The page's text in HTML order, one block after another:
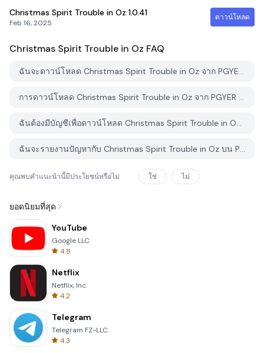
Christmas Spirit Trouble in Oz 1.0.41
Feb 16, 2025
ดาวน์โหลด
Christmas Spirit Trouble in Oz FAQ
ฉันจะดาวน์โหลด Christmas Spirit Trouble in Oz จาก PGYER APK HUB อย่างไร?
การดาวน์โหลด Christmas Spirit Trouble in Oz จาก PGYER APK HUB ฟรีหรือไม่?
ฉันต้องมีบัญชีเพื่อดาวน์โหลด Christmas Spirit Trouble in Oz จาก PGYER APK HUB หรือไม่?
ฉันจะรายงานปัญหากับ Christmas Spirit Trouble in Oz บน PGYER APK HUB ได้อย่างไร?
คุณพบคำแนะนำนี้มีประโยชน์หรือไม่ ใช่ ไม่
ยอดนิยมที่สุด
YouTube
Google LLC
4.8
Netflix
Netflix, Inc.
4.2
Telegram
Telegram FZ-LLC
4.3